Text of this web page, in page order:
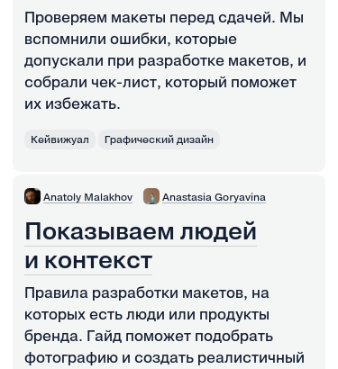
Проверяем макеты перед сдачей. Мы
вспомнили ошибки, которые
допускали при разработке макетов, и
собрали чек-лист, который поможет
их избежать.
Кейвижуал Графический дизайн
Anatoly Malakhov Anastasia Goryavina
Показываем людей
и контекст
Правила разработки макетов, на
которых есть люди или продукты
бренда. Гайд поможет подобрать
фотографию и создать реалистичный